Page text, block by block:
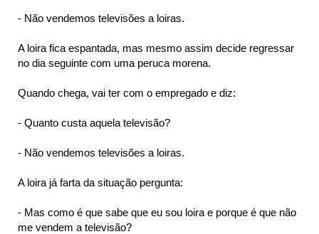
- Não vendemos televisões a loiras.
A loira fica espantada, mas mesmo assim decide regressar
no dia seguinte com uma peruca morena.
Quando chega, vai ter com o empregado e diz:
- Quanto custa aquela televisão?
- Não vendemos televisões a loiras.
A loira já farta da situação pergunta:
- Mas como é que sabe que eu sou loira e porque é que não
me vendem a televisão?